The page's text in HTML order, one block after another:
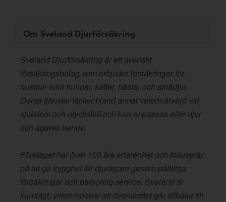
Om Sveland Djurförsäkring
Sveland Djurförsäkring är ett svenskt
försäkringsbolag som erbjuder försäkringar för
husdjur som hundar, katter, hästar och smådjur.
Deras tjänster täcker bland annat veterinärvård vid
sjukdom och olycksfall och kan anpassas efter djur
och ägares behov.
Företaget har över 100 års erfarenhet och fokuserar
på att ge trygghet för djurägare genom pålitliga
försäkringar och personlig service. Sveland är
kundägt, vilket innebär att överskottet går tillbaka till